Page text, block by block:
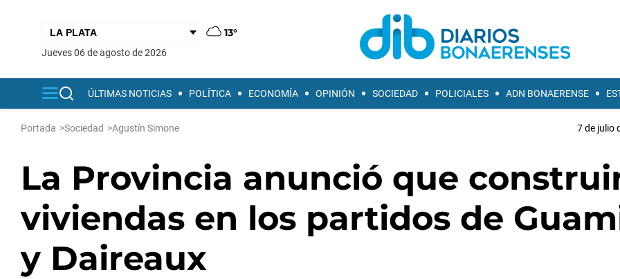
13°
jueves 06 de agosto de 2026
ÚLTIMAS NOTICIAS POLÍTICA ECONOMÍA OPINIÓN SOCIEDAD POLICIALES ADN BONAERENSE
Portada >Sociedad >Agustín Simone 7 de julio
La Provincia anunció que
viviendas en los partidos de
y Daireaux